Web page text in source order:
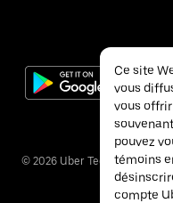
© 2026 Uber Technologies inc.
Ce site
vous
vous
pouvez
témoins
compte